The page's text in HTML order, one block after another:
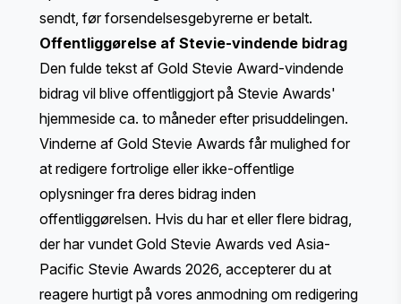
sendt, før forsendelsesgebyrerne er betalt.
Offentliggørelse af Stevie-vindende bidrag
Den fulde tekst af Gold Stevie Award-vindende
bidrag vil blive offentliggjort på Stevie Awards'
hjemmeside ca. to måneder efter prisuddelingen.
Vinderne af Gold Stevie Awards får mulighed for
at redigere fortrolige eller ikke-offentlige
oplysninger fra deres bidrag inden
offentliggørelsen. Hvis du har et eller flere bidrag,
der har vundet Gold Stevie Awards ved Asia-
Pacific Stevie Awards 2026, accepterer du at
reagere hurtigt på vores anmodning om redigering